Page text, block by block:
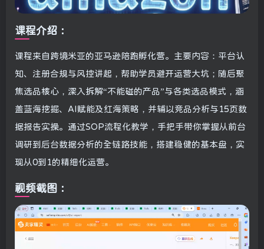
课程介绍：
课程来自跨境米亚的亚马逊陪跑孵化营。主要内容：平台认
知、注册合规与风控讲起，帮助学员避开运营大坑；随后聚
焦选品核心，深入拆解“不能碰的产品”与各类选品模式，涵
盖蓝海挖掘、AI赋能及红海策略，并辅以竞品分析与15页数
据报告实操。通过SOP流程化教学，手把手带你掌握从前台
调研到后台数据分析的全链路技能，搭建稳健的基本盘，实
现从0到1的精细化运营。
视频截图：